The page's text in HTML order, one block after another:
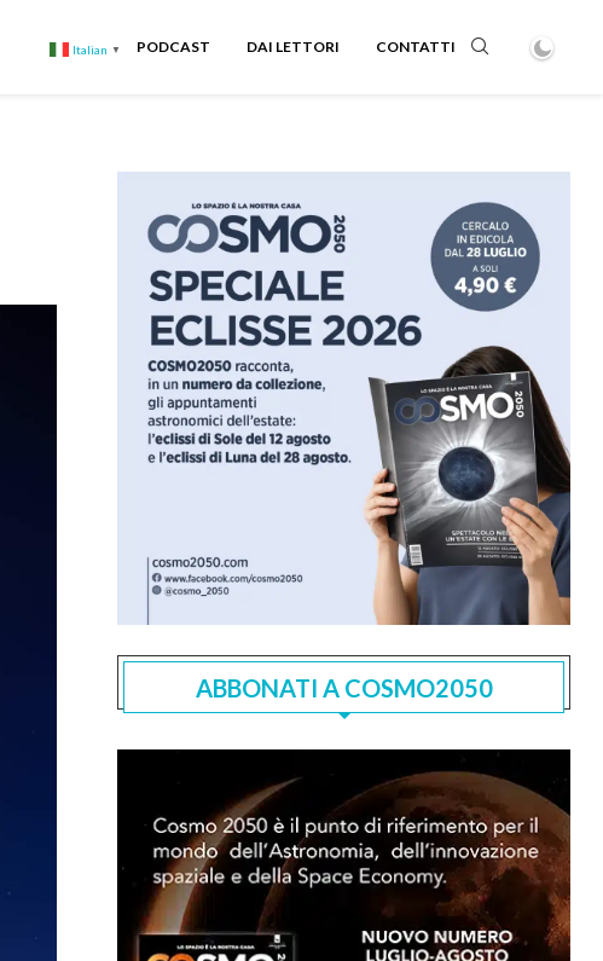
Italian ▼ PODCAST DAI LETTORI CONTATTI
ABBONATI A COSMO2050